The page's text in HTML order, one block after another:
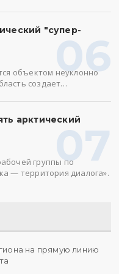
06
"супер-
объектом неуклонно
создает…
07
арктический
группы по
— территория диалога».